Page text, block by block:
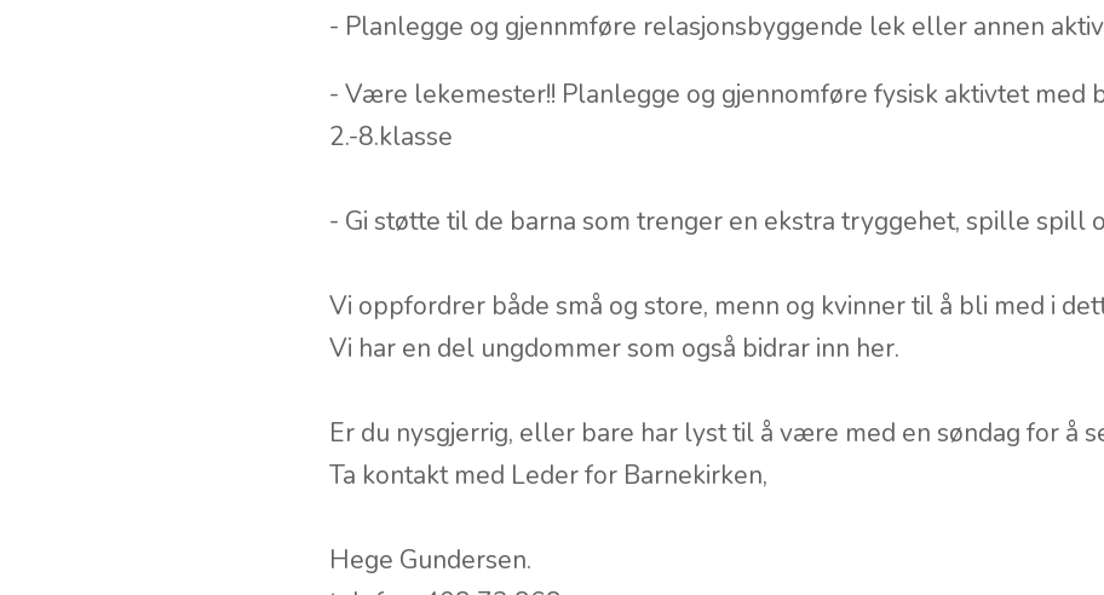
- Planlegge og gjennmføre relasjonsbyggende lek eller annen
- Være lekemester!! Planlegge og gjennomføre fysisk aktivtet med
2.-8.klasse
- Gi støtte til de barna som trenger en ekstra tryggehet, spille spill
Vi oppfordrer både små og store, menn og kvinner til å bli med i
Vi har en del ungdommer som også bidrar inn her.
Er du nysgjerrig, eller bare har lyst til å være med en søndag for å
Ta kontakt med Leder for Barnekirken,
Hege Gundersen.